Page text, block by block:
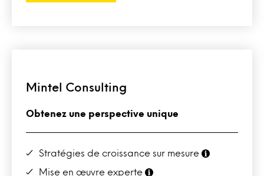
Mintel Consulting
Obtenez une perspective unique
Stratégies de croissance sur mesure
Mise en œuvre experte